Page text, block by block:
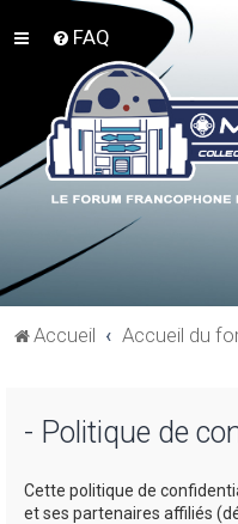
FAQ
Accueil Accueil du
- Politique de
Cette politique de
et ses partenaires affiliés